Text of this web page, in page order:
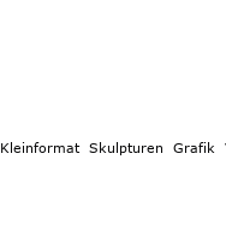
Kleinformat Skulpturen Grafik